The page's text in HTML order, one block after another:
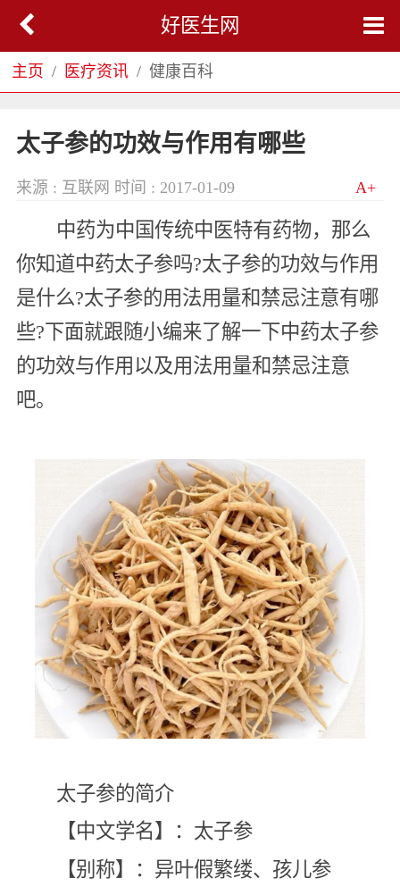
好医生网
主页 医疗资讯 健康百科
太子参的功效与作用有哪些
来源 : 互联网 时间 : 2017-01-09 A+
中药为中国传统中医特有药物，那么
你知道中药太子参吗?太子参的功效与作用
是什么?太子参的用法用量和禁忌注意有哪
些?下面就跟随小编来了解一下中药太子参
的功效与作用以及用法用量和禁忌注意
吧。
太子参的简介
【中文学名】：太子参
【别称】：异叶假繁缕、孩儿参